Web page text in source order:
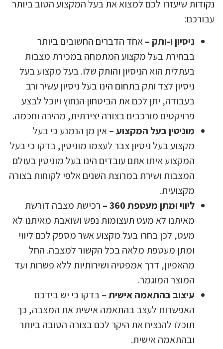
נקודות שיעזרו לכם למצוא את בעל המקצוע הטוב ביותר
עבורכם:
ניסיון ו-ותק –אחד הדברים החשובים ביותר
בבחירת בעל מקצוע המתמחה במכירת מצבות
בעתלית הוא הניסיון והותק שלו. בעל מקצוע בעל
ניסיון לצד ותק בתחום הינו בעל ניסיון עשיר ורב
בעבודה, יתן לכם את הביטחון הנחוץ ויוכל לבצע
פרויקטים מורכבים בצורה יצירתית, מהירה וחכמה.
מוניטין בעל המקצוע –אין מן הנמנע כי בעל
מקצוע בעל ניסיון צבר לעצמו מוניטין, בדקו כי בעל
המקצוע איתו אתם עובדים הינו בעל מוניטין בעולם
המצבות ושירת במרוצת השנים אלפי לקוחות בצורה
מקצועית.
ליווי ומתן מעטפת 360 –
רכישת מצבה דורשת
מאיתנו לא מעט תעצומות נפש ושואבת מאיתנו לא
מעט, לכן בחרו בעל מקצוע אשר מספק לכם ליווי
ומתן מעטפת מלאה בכל הקשור למצבה. החל
מהאפיון, דרך אמפטיה ושירותיות ללא פשרות ועד
המוצר המוגמר.
עיצוב בהתאמה אישית –בדקו כי יש בידכם
האפשרות לעצב בהתאמה אישית את המצבה, כך
תוכלו להנציח את היקר לכם בצורה הטובה ביותר
ובהתאמה אישית.